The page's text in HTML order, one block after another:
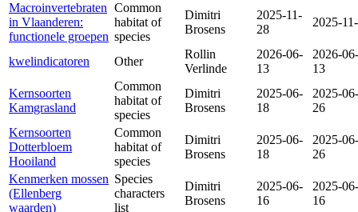
Macroinvertebraten
in Vlaanderen:
functionele groepen
Common
habitat of
species
Dimitri
Brosens
2025-11-
28
2025-
kwelindicatoren Other
Rollin
Verlinde
2026-06-
13
2026-06-
13
Kernsoorten
Kamgrasland
Common
habitat of
species
Dimitri
Brosens
2025-06-
18
2025-06-
26
Kernsoorten
Dotterbloem
Hooiland
Common
habitat of
species
Dimitri
Brosens
2025-06-
18
2025-06-
26
Kenmerken mossen
(Ellenberg
waarden)
Species
characters
list
Dimitri
Brosens
2025-06-
16
2025-06-
16